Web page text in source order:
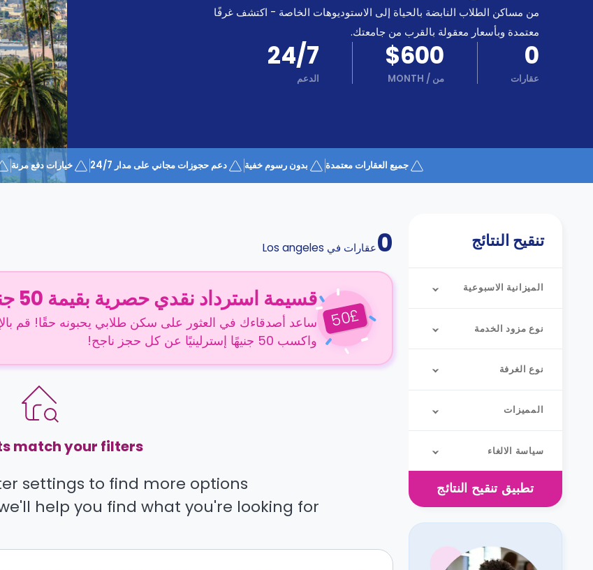
المساعدة
تعمل؟
من مساكن الطلاب النابضة بالحياة إلى الاستوديوهات الخاصة - اكتشف غرفًا
معتمدة وبأسعار معقولة بالقرب من جامعتك.
0
عقارات
$600
من /
MONTH
24/7
الدعم
جميع العقارات معتمدة بدون رسوم خفية دعم حجوزات مجاني على مدار 24/7 خيارات دفع مرنة
تنقيح النتائج
الميزانية الاسبوعية
نوع مزود الخدمة
نوع الغرفة
المميزات
سياسة الالغاء
تطبيق تنقيح النتائج
0عقارات في Los angeles
£
50
قسيمة استرداد نقدي حصرية بقيمة 50 جنيهًا إسترلينيًا
ساعد أصدقاءك في العثور على سكن طلابي يحبونه حقًا! قم
واكسب 50 جنيهًا إسترلينيًا عن كل حجز ناجح!
match your filters.
settings to find more options.
help you find what you're looking for.